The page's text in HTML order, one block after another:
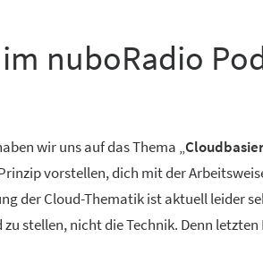
nuboRadio
wir uns auf das Thema „
vorstellen, dich mit der
der Cloud-Thematik ist aktuell leider
stellen, nicht die Technik. Denn